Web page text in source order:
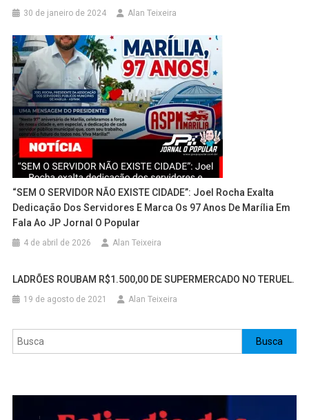
30 de janeiro de 2024 Alan Teixeira
“SEM O SERVIDOR NÃO EXISTE CIDADE”: Joel Rocha Exalta
Dedicação Dos Servidores E Marca Os 97 Anos De Marília Em
Fala Ao JP Jornal O Popular
4 de abril de 2026 Alan Teixeira
LADRÕES ROUBAM R$1.500,00 DE SUPERMERCADO NO TERUEL.
19 de agosto de 2021 Alan Teixeira
Pesquisar Busca